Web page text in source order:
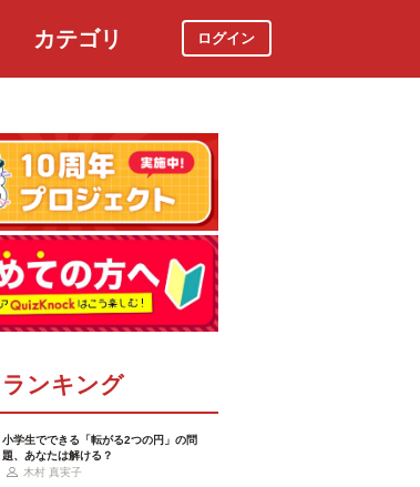
カテゴリ ログイン
ランキング
小学生でできる「転がる2つの円」の問
題、あなたは解ける？
木村 真実子